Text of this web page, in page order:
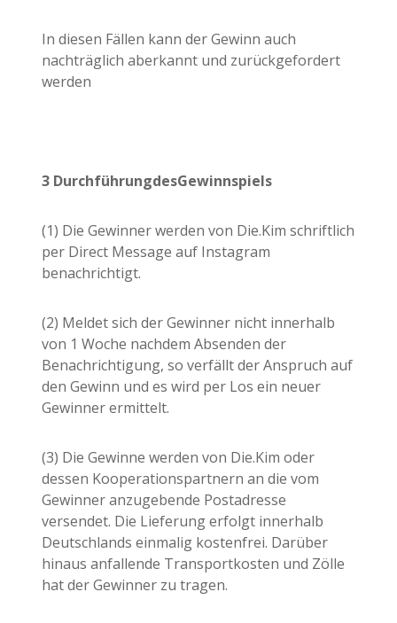
In diesen Fällen kann der Gewinn auch
nachträglich aberkannt und zurückgefordert
werden
3 DurchführungdesGewinnspiels
(1) Die Gewinner werden von Die.Kim schriftlich
per Direct Message auf Instagram
benachrichtigt.
(2) Meldet sich der Gewinner nicht innerhalb
von 1 Woche nachdem Absenden der
Benachrichtigung, so verfällt der Anspruch auf
den Gewinn und es wird per Los ein neuer
Gewinner ermittelt.
(3) Die Gewinne werden von Die.Kim oder
dessen Kooperationspartnern an die vom
Gewinner anzugebende Postadresse
versendet. Die Lieferung erfolgt innerhalb
Deutschlands einmalig kostenfrei. Darüber
hinaus anfallende Transportkosten und Zölle
hat der Gewinner zu tragen.